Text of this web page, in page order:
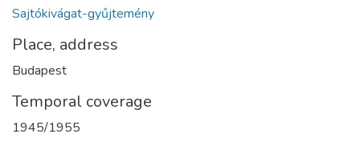
Sajtókivágat-gyűjtemény
Place, address
Budapest
Temporal coverage
1945/1955